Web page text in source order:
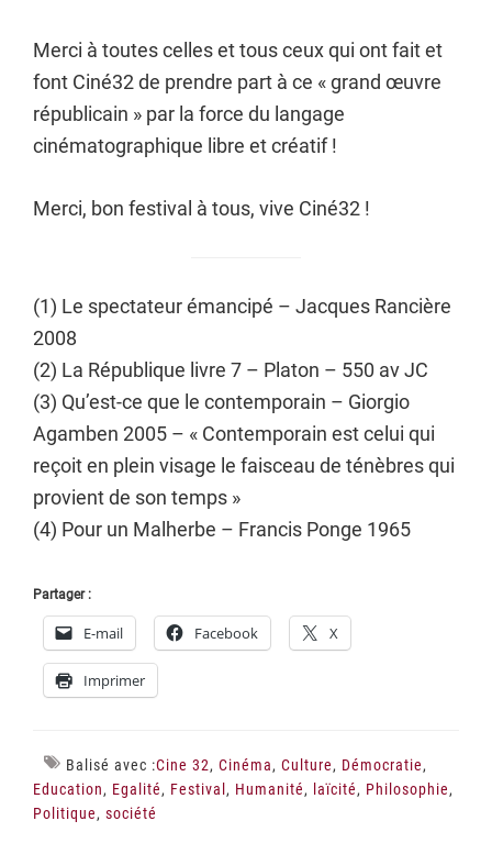
Merci à toutes celles et tous ceux qui ont fait et
font Ciné32 de prendre part à ce « grand œuvre
républicain » par la force du langage
cinématographique libre et créatif !
Merci, bon festival à tous, vive Ciné32 !
(1) Le spectateur émancipé – Jacques Rancière
2008
(2) La République livre 7 – Platon – 550 av JC
(3) Qu’est-ce que le contemporain – Giorgio
Agamben 2005 – « Contemporain est celui qui
reçoit en plein visage le faisceau de ténèbres qui
provient de son temps »
(4) Pour un Malherbe – Francis Ponge 1965
Partager :
E-mail Facebook X
Imprimer
Balisé avec :Cine 32, Cinéma, Culture, Démocratie,
Education, Egalité, Festival , Humanité, laïcité, Philosophie,
Politique, société